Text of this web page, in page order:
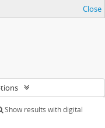
Close
Show results with digital